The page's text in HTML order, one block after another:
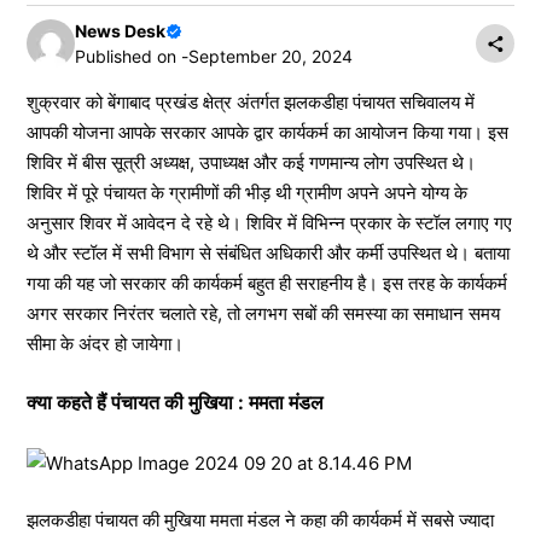
News Desk
Published on -September 20, 2024
शुक्रवार को बेंगाबाद प्रखंड क्षेत्र अंतर्गत झलकडीहा पंचायत सचिवालय में
आपकी योजना आपके सरकार आपके द्वार कार्यकर्म का आयोजन किया गया। इस
शिविर में बीस सूत्री अध्यक्ष, उपाध्यक्ष और कई गणमान्य लोग उपस्थित थे।
शिविर में पूरे पंचायत के ग्रामीणों की भीड़ थी ग्रामीण अपने अपने योग्य के
अनुसार शिवर में आवेदन दे रहे थे। शिविर में विभिन्न प्रकार के स्टॉल लगाए गए
थे और स्टॉल में सभी विभाग से संबंधित अधिकारी और कर्मी उपस्थित थे। बताया
गया की यह जो सरकार की कार्यकर्म बहुत ही सराहनीय है। इस तरह के कार्यकर्म
अगर सरकार निरंतर चलाते रहे, तो लगभग सबों की समस्या का समाधान समय
सीमा के अंदर हो जायेगा।
क्या कहते हैं पंचायत की मुखिया : ममता मंडल
झलकडीहा पंचायत की मुखिया ममता मंडल ने कहा की कार्यकर्म में सबसे ज्यादा